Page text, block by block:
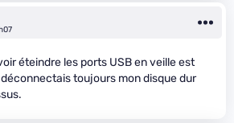
éteindre les ports USB en veille est
déconnectais toujours mon disque dur